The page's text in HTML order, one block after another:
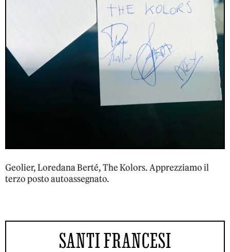
Geolier, Loredana Berté, The Kolors. Apprezziamo il
terzo posto autoassegnato.
SANTI FRANCESI